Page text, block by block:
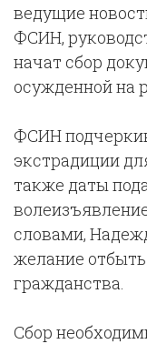
ведущие
ФСИН,
начат сбор
осужденной на
ФСИН
экстрадиции
также даты
словами,
желание
гражданства.
Сбор